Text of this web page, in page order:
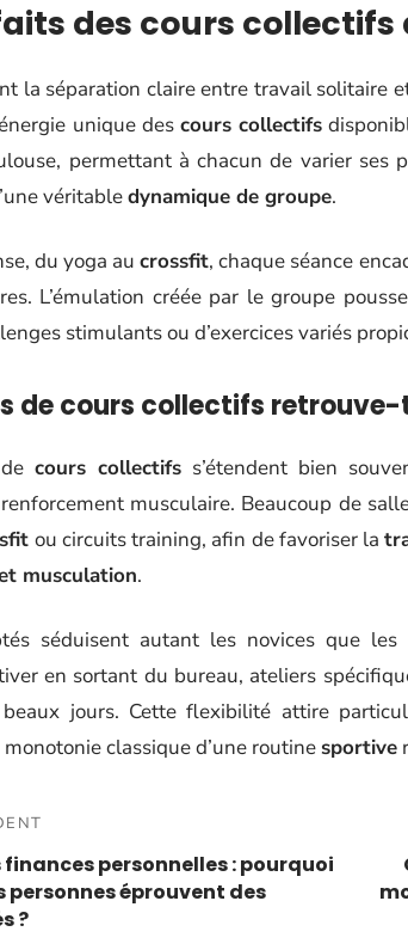
des cours collectifs
la séparation claire entre travail solitaire
unique des cours collectifs
permettant à chacun de varier ses
véritabledynamique de groupe.
du yoga aucrossfit, chaque séance
L’émulation créée par le groupe
stimulants ou d’exercices variés
de cours collectifs
cours collectifs s’étendent bien
musculaire. Beaucoup de
ou circuits training, afin de favoriser la
musculation.
séduisent autant les novices que les
en sortant du bureau, ateliers
jours. Cette flexibilité attire
classique d’une routine sportive
finances personnelles : pourquoi
personnes éprouvent des
?